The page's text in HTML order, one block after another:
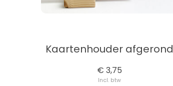
Kaartenhouder afgerond
€ 3,75
Incl. btw